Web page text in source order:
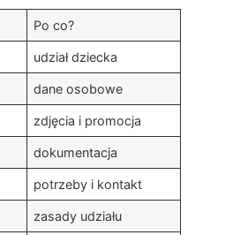
Po co?
udział dziecka
dane osobowe
zdjęcia i promocja
dokumentacja
potrzeby i kontakt
zasady udziału